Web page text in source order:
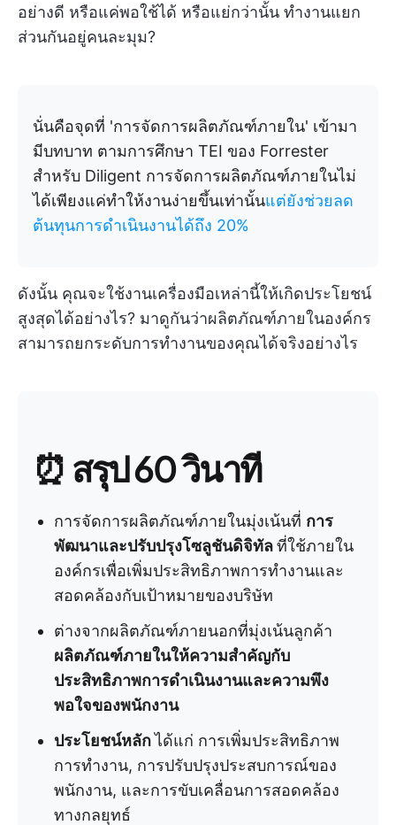
อย่างดี หรือแค่พอใช้ได้ หรือแย่กว่านั้น ทำงานแยก
ส่วนกันอยู่คนละมุม?
นั่นคือจุดที่ 'การจัดการผลิตภัณฑ์ภายใน' เข้ามา
มีบทบาท ตามการศึกษา TEI ของ Forrester
สำหรับ Diligent การจัดการผลิตภัณฑ์ภายในไม่
ได้เพียงแค่ทำให้งานง่ายขึ้นเท่านั้นแต่ยังช่วยลด
ต้นทุนการดำเนินงานได้ถึง 20%
ดังนั้น คุณจะใช้งานเครื่องมือเหล่านี้ให้เกิดประโยชน์
สูงสุดได้อย่างไร? มาดูกันว่าผลิตภัณฑ์ภายในองค์กร
สามารถยกระดับการทำงานของคุณได้จริงอย่างไร
⏰ สรุป 60 วินาที
การจัดการผลิตภัณฑ์ภายในมุ่งเน้นที่ การ
พัฒนาและปรับปรุงโซลูชันดิจิทัลที่ใช้ภายใน
องค์กรเพื่อเพิ่มประสิทธิภาพการทำงานและ
สอดคล้องกับเป้าหมายของบริษัท
ต่างจากผลิตภัณฑ์ภายนอกที่มุ่งเน้นลูกค้า
ผลิตภัณฑ์ภายในให้ความสำคัญกับ
ประสิทธิภาพการดำเนินงานและความพึง
พอใจของพนักงาน
ประโยชน์หลักได้แก่ การเพิ่มประสิทธิภาพ
การทำงาน, การปรับปรุงประสบการณ์ของ
พนักงาน, และการขับเคลื่อนการสอดคล้อง
ทางกลยุทธ์